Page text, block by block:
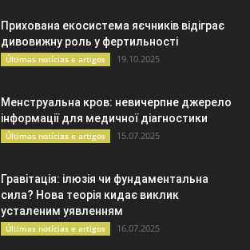
Прихована екосистема яєчників відіграє
дивовижну роль у фертильності
Últimas notícias e artigos 19.10.2025
Менструальна кров: невичерпне джерело
інформації для медичної діагностики
Últimas notícias e artigos 15.07.2025
Гравітація: ілюзія чи фундаментальна
сила? Нова теорія кидає виклик
усталеним уявленням
Últimas notícias e artigos 16.07.2025